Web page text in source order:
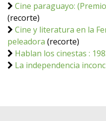
Cine paraguayo:
(recorte)
Cine y literatura en la
peleadora (recorte)
Hablan los cinestas :
La independencia